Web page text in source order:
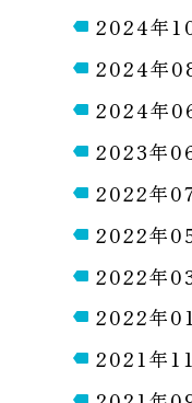
2024年
2024年
2024年
2023年
2022年
2022年
2022年
2022年
2021年